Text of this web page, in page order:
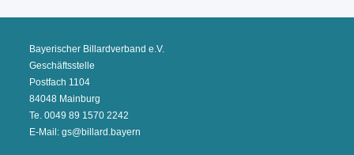
Bayerischer Billardverband e.V.
Geschäftsstelle
Postfach 1104
84048 Mainburg
Te. 0049 89 1570 2242
E-Mail: gs@billard.bayern